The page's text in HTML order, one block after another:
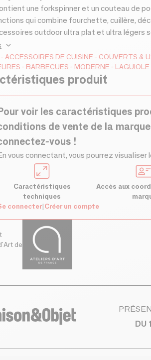
forkspinner et un couteau de poche Liner Thiers® .La forkspinner est un outil
qui combine fourchette, cuillère,
outdoor ultra plat et ultra légers
ou lors de votre pause déjeuner. Ainsi,
sont fabriqués dans un acier très
et facilité de réaffûtage. Ces produits
ACCESSOIRES DE CUISINE COUVERTS &
BARBECUES MODERNE
produit
voir les caractéristiques
de vente de la
vous !
vous connectant, vous pourrez
Caractéristiques
techniques
Accès aux
connecter|Créer un compte
de
DU